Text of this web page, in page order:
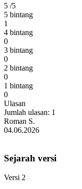
5 /5
5 bintang
1
4 bintang
0
3 bintang
0
2 bintang
0
1 bintang
0
Ulasan
Jumlah ulasan: 1
Roman S.
04.06.2026
Sejarah versi
Versi 2